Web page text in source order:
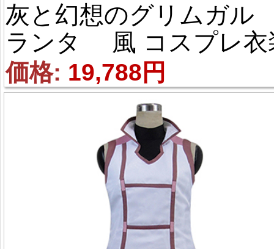
灰と幻想のグリムガ
ランタ 風 コスプレ衣
価格: 19,788円